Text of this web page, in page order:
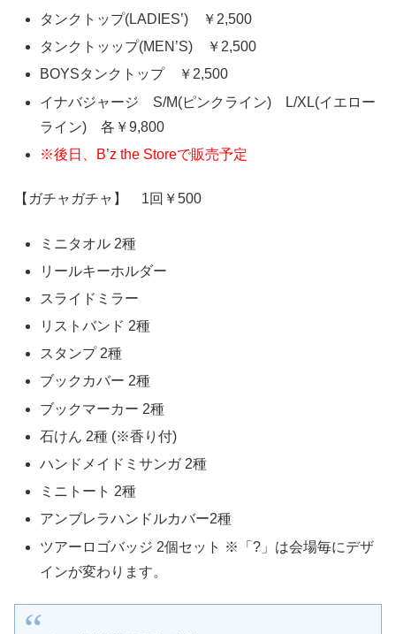
タンクトップ(LADIES’) ￥2,500
タンクトッップ(MEN’S) ￥2,500
BOYSタンクトップ ￥2,500
イナバジャージ S/M(ピンクライン) L/XL(イエロー
ライン) 各￥9,800
※後日、B’z the Storeで販売予定
【ガチャガチャ】 1回￥500
ミニタオル 2種
リールキーホルダー
スライドミラー
リストバンド 2種
スタンプ 2種
ブックカバー 2種
ブックマーカー 2種
石けん 2種 (※香り付)
ハンドメイドミサンガ 2種
ミニトート 2種
アンブレラハンドルカバー2種
ツアーロゴバッジ 2個セット ※「?」は会場毎にデザ
インが変わります。